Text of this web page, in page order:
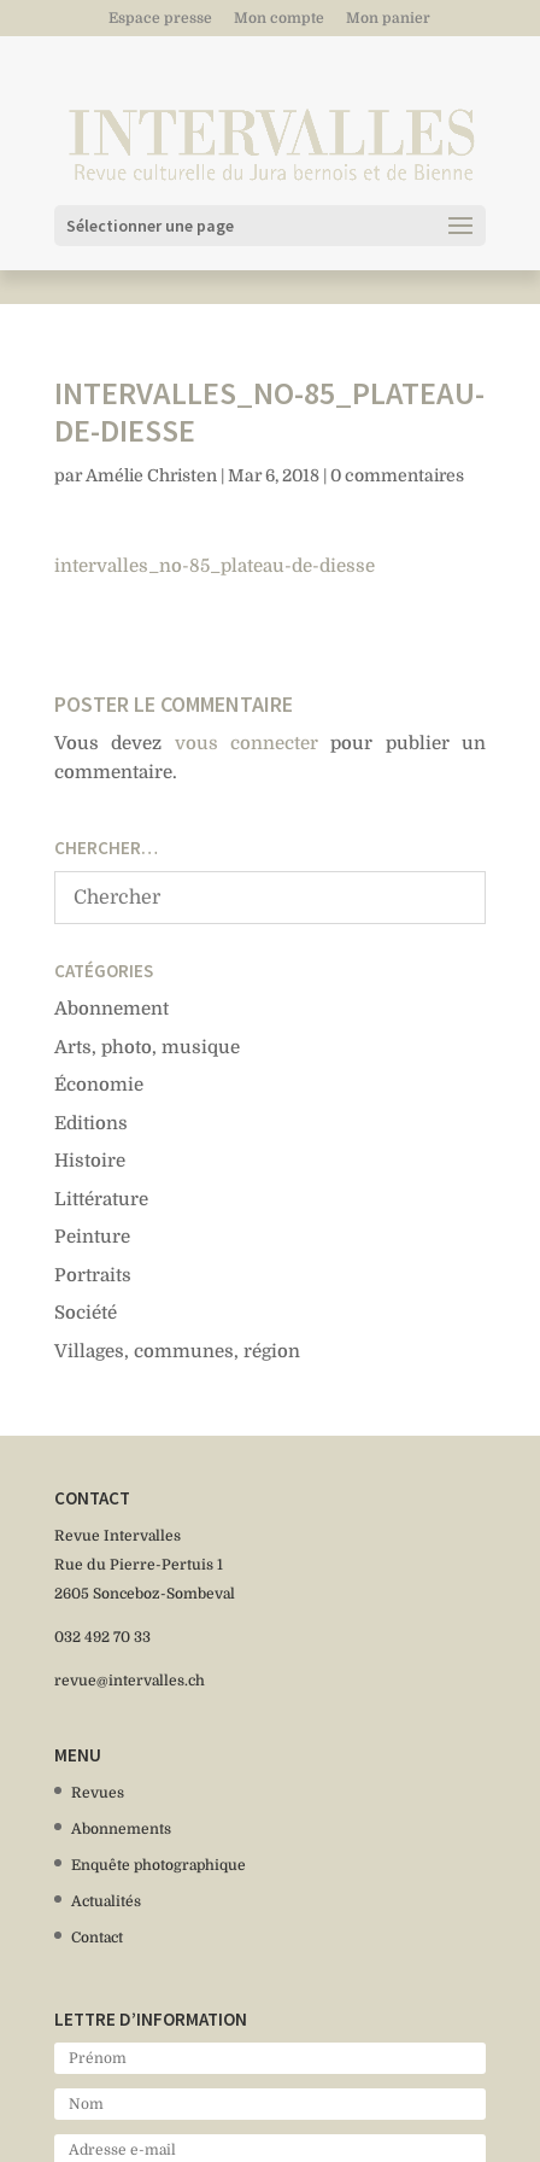
Espace presse Mon compte Mon panier
Sélectionner une page
INTERVALLES_NO-85_PLATEAU-
DE-DIESSE
parAmélie Christen | Mar 6, 2018| 0 commentaires
intervalles_no-85_plateau-de-diesse
POSTER LE COMMENTAIRE
Vous devez vous connecter pour publier un
commentaire.
CHERCHER…
CATÉGORIES
Abonnement
Arts, photo, musique
Économie
Editions
Histoire
Littérature
Peinture
Portraits
Société
Villages, communes, région
CONTACT
Revue Intervalles
Rue du Pierre-Pertuis 1
2605 Sonceboz-Sombeval
032 492 70 33
revue@intervalles.ch
MENU
Revues
Abonnements
Enquête photographique
Actualités
Contact
LETTRE D’INFORMATION